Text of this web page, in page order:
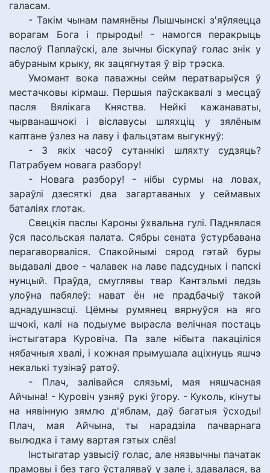
галасам.
- Такім чынам памянёны Лышчынскі з'яўляецца
ворагам Бога і прыроды! - намогся перакрыць
паслоў Паплаўскі, але зычны біскупаў голас знік у
абураным крыку, як зацягнутая ў вір трэска.
Умомант вока паважны сейм ператварыўся ў
местачковы кірмаш. Першыя паўскаквалі з месцаў
пасля Вялікага Княства. Нейкі кажанаваты,
чырванашчокі і віславусы шляхціц у зялёным
каптане ўзлез на лаву і фальцэтам выгукнуў:
- З якіх часоў сутаннікі шляхту судзяць?
Патрабуем новага разбору!
- Новага разбору! - нібы сурмы на ловах,
зараўлі дзесяткі два загартаваных у сеймавых
баталіях глотак.
Свецкія паслы Кароны ўхвальна гулі. Паднялася
ўся пасольская палата. Сябры сената ўстурбавана
перагаворваліся. Спакойнымі сярод гэтай буры
выдавалі двое - чалавек на лаве падсудных і папскі
нунцый. Праўда, смуглявы твар Кантэльмі ледзь
улоўна пабялеў: нават ён не прадбачыў такой
аднадушнасці. Цёмны румянец вярнуўся на яго
шчокі, калі на подыуме вырасла велічная постаць
інстыгатара Куровіча. Па зале нібыта пакаціліся
нябачныя хвалі, і кожная прымушала аціхнуць яшчэ
некалькі тузінаў ратоў.
- Плач, залівайся слязьмі, мая няшчасная
Айчына! - Куровіч узняў рукі ўгору. - Куколь, кінуты
на нявінную зямлю д'яблам, даў багатыя ўсходы!
Плач, мая Айчына, ты нарадзіла пачварнага
вылюдка і таму вартая гэтых слёз!
Інстыгатар узвысіў голас, але нязвычны пачатак
прамовы і без таго ўсталяваў у зале і, здавалася, ва